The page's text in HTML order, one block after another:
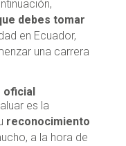
debes tomar
en Ecuador,
una carrera
oficial
es la
reconocimiento
a la hora de